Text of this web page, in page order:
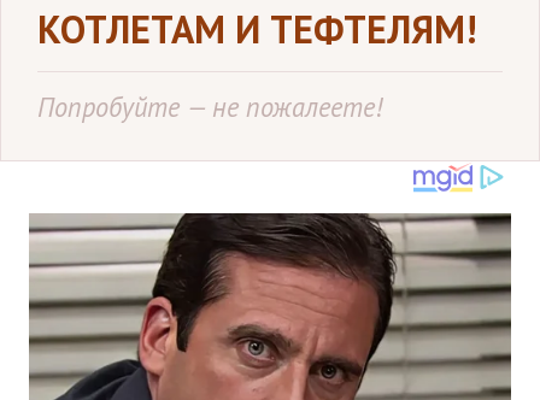
КОТЛЕТАМ И ТЕФТЕЛЯМ!
Попробуйте — не пожалеете!